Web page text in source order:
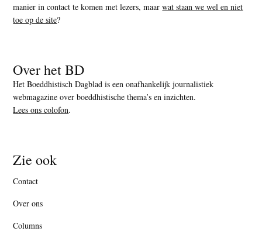
manier in contact te komen met lezers, maarwat staan we wel en niet
toe op de site?
Over het BD
Het Boeddhistisch Dagblad is een onafhankelijk journalistiek
webmagazine over boeddhistische thema’s en inzichten.
Lees ons colofon.
Zie ook
Contact
Over ons
Columns